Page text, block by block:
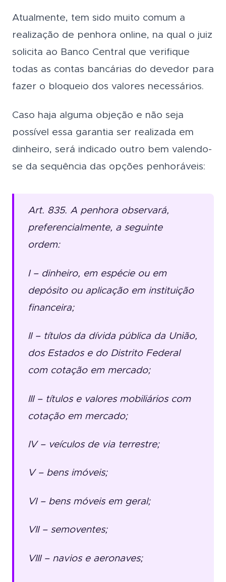
Atualmente, tem sido muito comum a
realização de penhora online, na qual o juiz
solicita ao Banco Central que verifique
todas as contas bancárias do devedor para
fazer o bloqueio dos valores necessários.
Caso haja alguma objeção e não seja
possível essa garantia ser realizada em
dinheiro, será indicado outro bem valendo-
se da sequência das opções penhoráveis:
Art. 835. A penhora observará,
preferencialmente, a seguinte
ordem:
I – dinheiro, em espécie ou em
depósito ou aplicação em instituição
financeira;
II – títulos da dívida pública da União,
dos Estados e do Distrito Federal
com cotação em mercado;
III – títulos e valores mobiliários com
cotação em mercado;
IV – veículos de via terrestre;
V – bens imóveis;
VI – bens móveis em geral;
VII – semoventes;
VIII – navios e aeronaves;